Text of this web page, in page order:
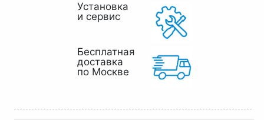
Установка
и сервис
Бесплатная
доставка
по Москве